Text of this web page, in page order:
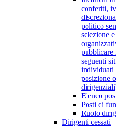
conferiti,
politico
selezione
pubblicare
seguenti
individuati
posizione
Elenco
Posti di
Ruolo
Dirigenti cessati